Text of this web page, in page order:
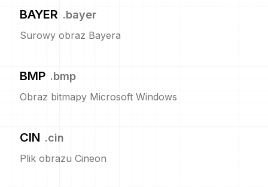
BAYER .bayer
Surowy obraz Bayera
BMP .bmp
Obraz bitmapy Microsoft Windows
CIN .cin
Plik obrazu Cineon